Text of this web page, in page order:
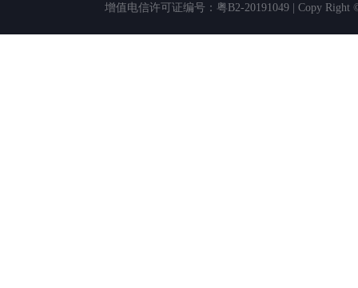
增值电信许可证编号：粤B2-20191049 | Copy